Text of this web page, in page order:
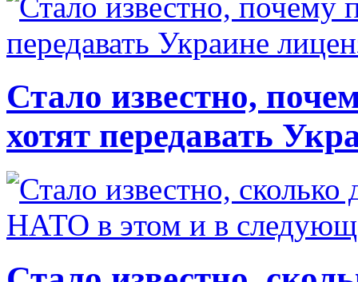
Стало известно,
хотят передавать